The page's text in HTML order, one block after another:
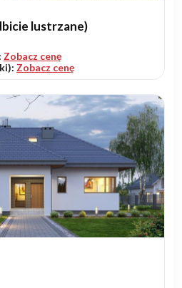
lustrzane)
Zobacz cenę
Zobacz cenę